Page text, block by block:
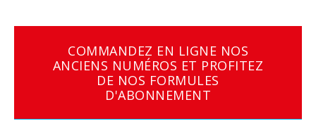
COMMANDEZ EN LIGNE NOS
ANCIENS NUMÉROS ET PROFITEZ
DE NOS FORMULES
D'ABONNEMENT